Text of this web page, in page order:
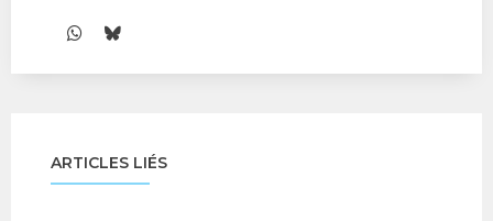
ARTICLES LIÉS